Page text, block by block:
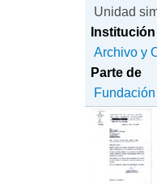
Unidad
Archivo y
Parte de